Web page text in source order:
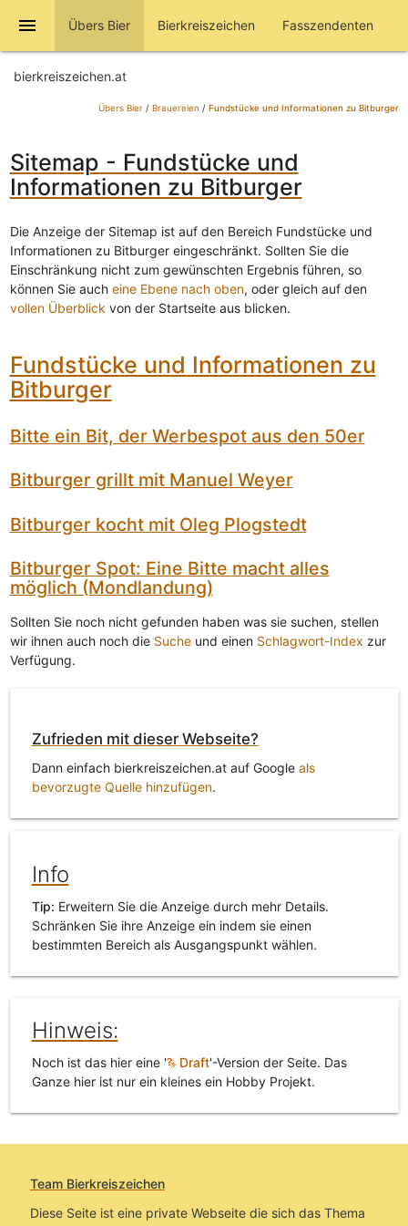
menu Übers Bier Bierkreiszeichen Fasszendenten
bierkreiszeichen.at
Übers Bier/ Brauereien / Fundstücke und Informationen zu Bitburger
Sitemap - Fundstücke und
Informationen zu Bitburger
Die Anzeige der Sitemap ist auf den Bereich Fundstücke und
Informationen zu Bitburger eingeschränkt. Sollten Sie die
Einschränkung nicht zum gewünschten Ergebnis führen, so
können Sie auch eine Ebene nach oben, oder gleich auf den
vollen Überblick von der Startseite aus blicken.
Fundstücke und Informationen zu
Bitburger
Bitte ein Bit, der Werbespot aus den 50er
Bitburger grillt mit Manuel Weyer
Bitburger kocht mit Oleg Plogstedt
Bitburger Spot: Eine Bitte macht alles
möglich (Mondlandung)
Sollten Sie noch nicht gefunden haben was sie suchen, stellen
wir ihnen auch noch die Sucheund einen Schlagwort-Index zur
Verfügung.
Zufrieden mit dieser Webseite?
Dann einfach bierkreiszeichen.at auf Google als
bevorzugte Quelle hinzufügen.
Info
Tip: Erweitern Sie die Anzeige durch mehr Details.
Schränken Sie ihre Anzeige ein indem sie einen
bestimmten Bereich als Ausgangspunkt wählen.
Hinweis:
Noch ist das hier eine ' Draft'-Version der Seite. Das
Ganze hier ist nur ein kleines ein Hobby Projekt.
Team Bierkreiszeichen
Diese Seite ist eine private Webseite die sich das Thema